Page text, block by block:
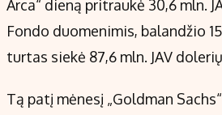
Arca“ dieną pritraukė 30,6 mln.
Fondo duomenimis, balandžio
turtas siekė 87,6 mln. JAV
Tą patį mėnesį „Goldman